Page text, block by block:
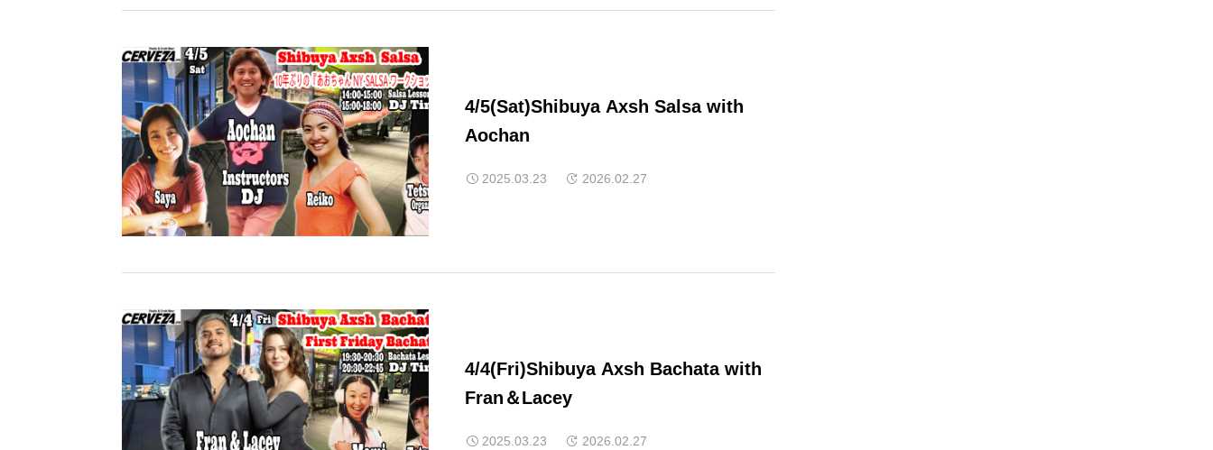
4/5(Sat)Shibuya Axsh Salsa with
Aochan
2025.03.23 2026.02.27
4/4(Fri)Shibuya Axsh Bachata with
Fran＆Lacey
2025.03.23 2026.02.27